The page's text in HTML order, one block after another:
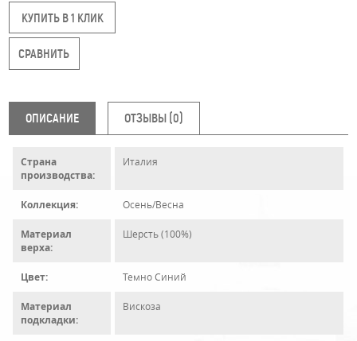
КУПИТЬ В 1 КЛИК
ОПИСАНИЕ ОТЗЫВЫ (0)
Страна
производства:
Италия
Коллекция: Осень/Весна
Материал
верха:
Шерсть (100%)
Цвет: Темно Синий
Материал
подкладки:
Вискоза